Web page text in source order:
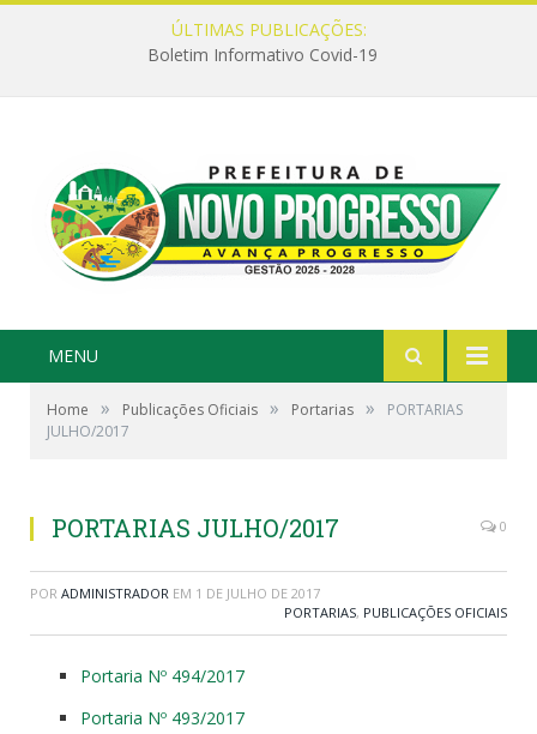
ÚLTIMAS PUBLICAÇÕES:
Boletim Informativo Covid-19
MENU
Home » Publicações Oficiais » Portarias »
PORTARIAS
JULHO/2017
PORTARIAS JULHO/2017 0
POR ADMINISTRADOR EM 1 DE JULHO DE 2017
PORTARIAS, PUBLICAÇÕES OFICIAIS
Portaria Nº 494/2017
Portaria Nº 493/2017